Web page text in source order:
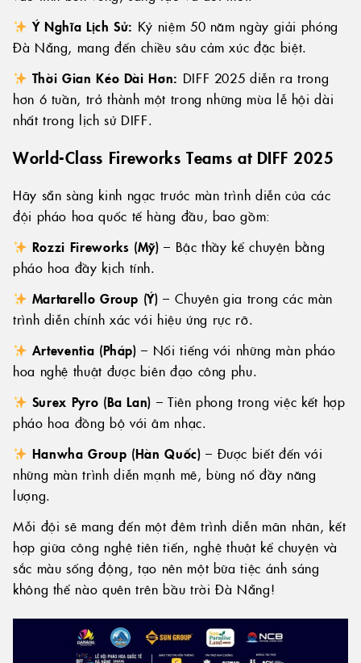
Ý Nghĩa Lịch Sử: Kỷ niệm 50 năm ngày giải phóng
Đà Nẵng, mang đến chiều sâu cảm xúc đặc biệt.
Thời Gian Kéo Dài Hơn: DIFF 2025 diễn ra trong
hơn 6 tuần, trở thành một trong những mùa lễ hội dài
nhất trong lịch sử DIFF.
World-Class Fireworks Teams at DIFF 2025
Hãy sẵn sàng kinh ngạc trước màn trình diễn của các
đội pháo hoa quốc tế hàng đầu, bao gồm:
Rozzi Fireworks (Mỹ) – Bậc thầy kể chuyện bằng
pháo hoa đầy kịch tính.
Martarello Group (Ý) – Chuyên gia trong các màn
trình diễn chính xác với hiệu ứng rực rỡ.
Arteventia (Pháp) – Nổi tiếng với những màn pháo
hoa nghệ thuật được biên đạo công phu.
Surex Pyro (Ba Lan) – Tiên phong trong việc kết hợp
pháo hoa đồng bộ với âm nhạc.
Hanwha Group (Hàn Quốc) – Được biết đến với
những màn trình diễn mạnh mẽ, bùng nổ đầy năng
lượng.
Mỗi đội sẽ mang đến một đêm trình diễn mãn nhãn, kết
hợp giữa công nghệ tiên tiến, nghệ thuật kể chuyện và
sắc màu sống động, tạo nên một bữa tiệc ánh sáng
không thể nào quên trên bầu trời Đà Nẵng!